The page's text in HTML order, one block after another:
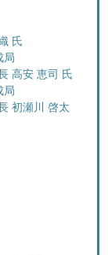
氏
局
高安 恵司 氏
局
初瀬川 啓太